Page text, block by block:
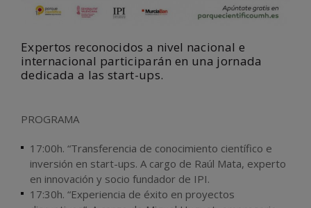
Expertos reconocidos a nivel nacional e
internacional participarán en una jornada
dedicada a las start-ups.
PROGRAMA
17:00h. “Transferencia de conocimiento científico e
inversión en start-ups. A cargo de Raúl Mata, experto
en innovación y socio fundador de IPI.
17:30h. “Experiencia de éxito en proyectos